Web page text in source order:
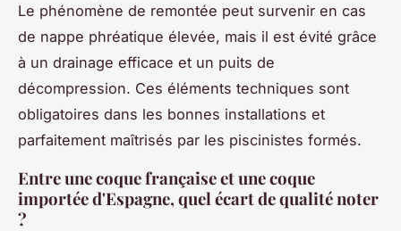
Le phénomène de remontée peut survenir en cas
de nappe phréatique élevée, mais il est évité grâce
à un drainage efficace et un puits de
décompression. Ces éléments techniques sont
obligatoires dans les bonnes installations et
parfaitement maîtrisés par les piscinistes formés.
Entre une coque française et une coque
importée d'Espagne, quel écart de qualité noter
?